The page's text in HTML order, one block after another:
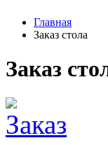
Главная
Заказ стола
Заказ